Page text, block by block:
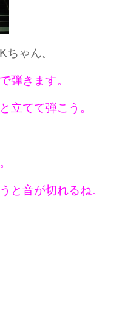
ゃん。
弾きます。
立てて弾こう。
と音が切れるね。